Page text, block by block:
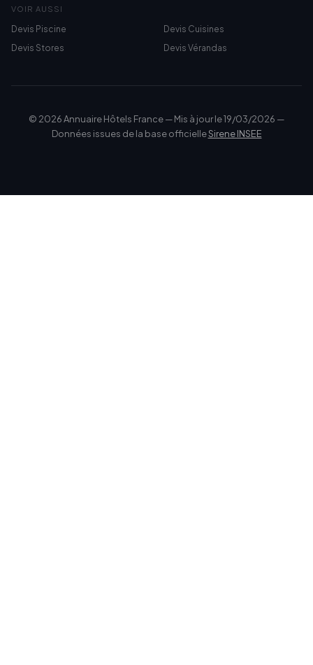
VOIR AUSSI
Devis Piscine
Devis Cuisines
Devis Stores
Devis Vérandas
© 2026 Annuaire Hôtels France — Mis à jour le 19/03/2026 —
Données issues de la base officielleSirene INSEE